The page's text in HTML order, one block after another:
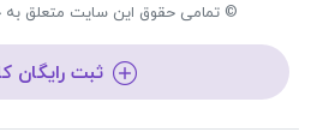
© تمامی حقوق این سایت متعلق
ثبت رایگان